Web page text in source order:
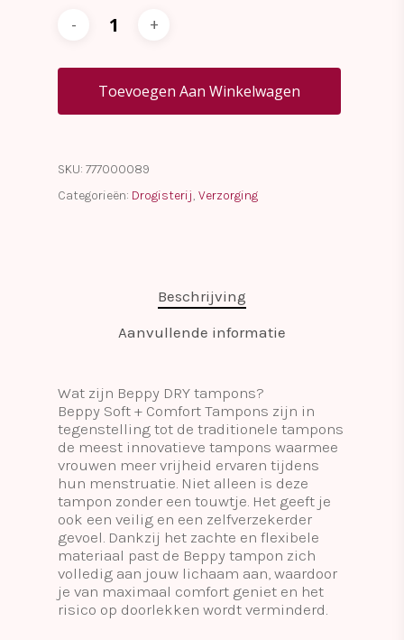
Toevoegen Aan Winkelwagen
SKU: 777000089
Categorieën: Drogisterij, Verzorging
Beschrijving
Aanvullende informatie
Wat zijn Beppy DRY tampons?
Beppy Soft + Comfort Tampons zijn in
tegenstelling tot de traditionele tampons
de meest innovatieve tampons waarmee
vrouwen meer vrijheid ervaren tijdens
hun menstruatie. Niet alleen is deze
tampon zonder een touwtje. Het geeft je
ook een veilig en een zelfverzekerder
gevoel. Dankzij het zachte en flexibele
materiaal past de Beppy tampon zich
volledig aan jouw lichaam aan, waardoor
je van maximaal comfort geniet en het
risico op doorlekken wordt verminderd.